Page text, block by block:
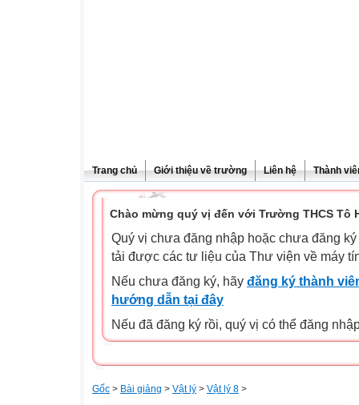
Trang chủ Giới thiệu về trường Liên hệ Thành
Chào mừng quý vị đến với Trường THCS Tô
Quý vị chưa đăng nhập hoặc chưa đăng
tải được các tư liệu của Thư viện về máy
Nếu chưa đăng ký, hãy đăng ký thành
hướng dẫn tại đây
Nếu đã đăng ký rồi, quý vị có thể đăng
Gốc > Bài giảng > Vật lý > Vật lý 8 >